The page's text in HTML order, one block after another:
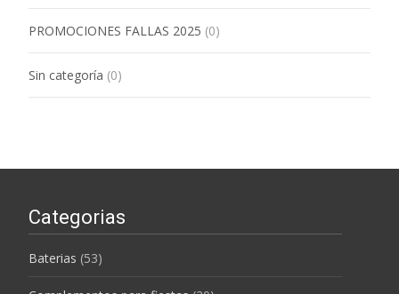
PROMOCIONES FALLAS 2025 (0)
Sin categoría (0)
Categorias
Baterias (53)